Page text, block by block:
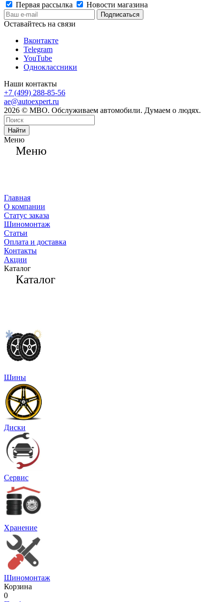
Первая рассылка
Новости магазина
Оставайтесь на связи
Вконтакте
Telegram
YouTube
Одноклассники
Наши контакты
+7 (499) 288-85-56
ae@autoexpert.ru
2026 © МВО. Обслуживаем автомобили. Думаем о людях.
Найти
Меню
Меню
Главная
О компании
Статус заказа
Шиномонтаж
Статьи
Оплата и доставка
Контакты
Акции
Каталог
Каталог
Шины
Диски
Сервис
Хранение
Шиномонтаж
Корзина
0